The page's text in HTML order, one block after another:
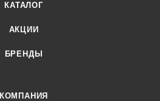
КАТАЛОГ
АКЦИИ
БРЕНДЫ
КОМПАНИЯ